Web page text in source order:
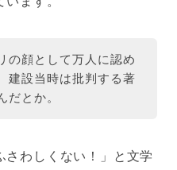
の顔として万人に認め
建設当時は批判する著
だとか。
さわしくない！」と文学